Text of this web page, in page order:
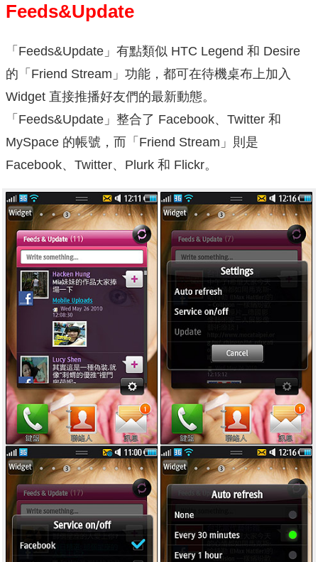
Feeds&Update
「Feeds&Update」有點類似 HTC Legend 和 Desire
的「Friend Stream」功能，都可在待機桌布上加入
Widget 直接推播好友們的最新動態。
「Feeds&Update」整合了 Facebook、Twitter 和
MySpace 的帳號，而「Friend Stream」則是
Facebook、Twitter、Plurk 和 Flickr。